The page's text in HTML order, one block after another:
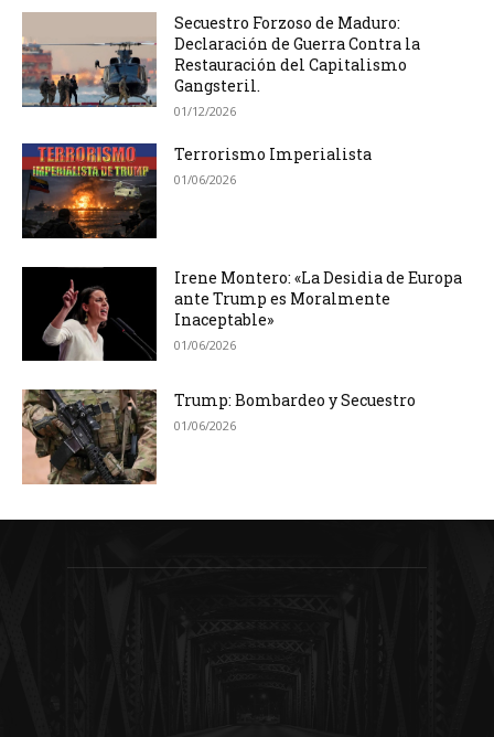
Secuestro Forzoso de Maduro:
Declaración de Guerra Contra la
Restauración del Capitalismo
Gangsteril.
01/12/2026
Terrorismo Imperialista
01/06/2026
Irene Montero: «La Desidia de Europa
ante Trump es Moralmente
Inaceptable»
01/06/2026
Trump: Bombardeo y Secuestro
01/06/2026